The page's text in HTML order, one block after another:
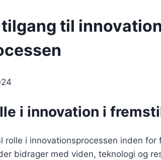
til
i innovation i
rolle i innovationsprocessen inden for
bidrager med viden, teknologi og